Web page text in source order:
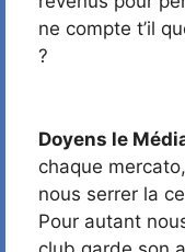
ne compte t’il
?
Doyens le
chaque
nous serrer la
Pour autant